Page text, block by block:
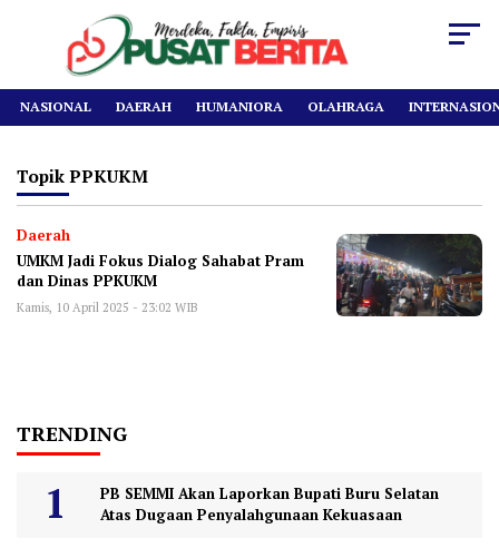
NASIONAL DAERAH HUMANIORA OLAHRAGA
Topik PPKUKM
Daerah
UMKM Jadi Fokus Dialog Sahabat Pram
dan Dinas PPKUKM
Kamis, 10 April 2025 - 23:02 WIB
TRENDING
PB SEMMI Akan Laporkan Bupati Buru Selatan
Atas Dugaan Penyalahgunaan Kekuasaan